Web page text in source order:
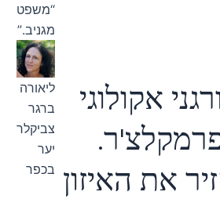
אקולוגי
את האיזון
“משפט
מגניב.”
ליאורה
ברגר
צביקלר
יער
בכפר